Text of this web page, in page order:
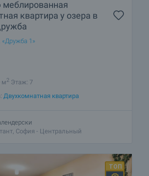
квартира у озера в
«Дружба 1»
м2 Этаж: 7
Двухкомнатная квартира
София - Центральный